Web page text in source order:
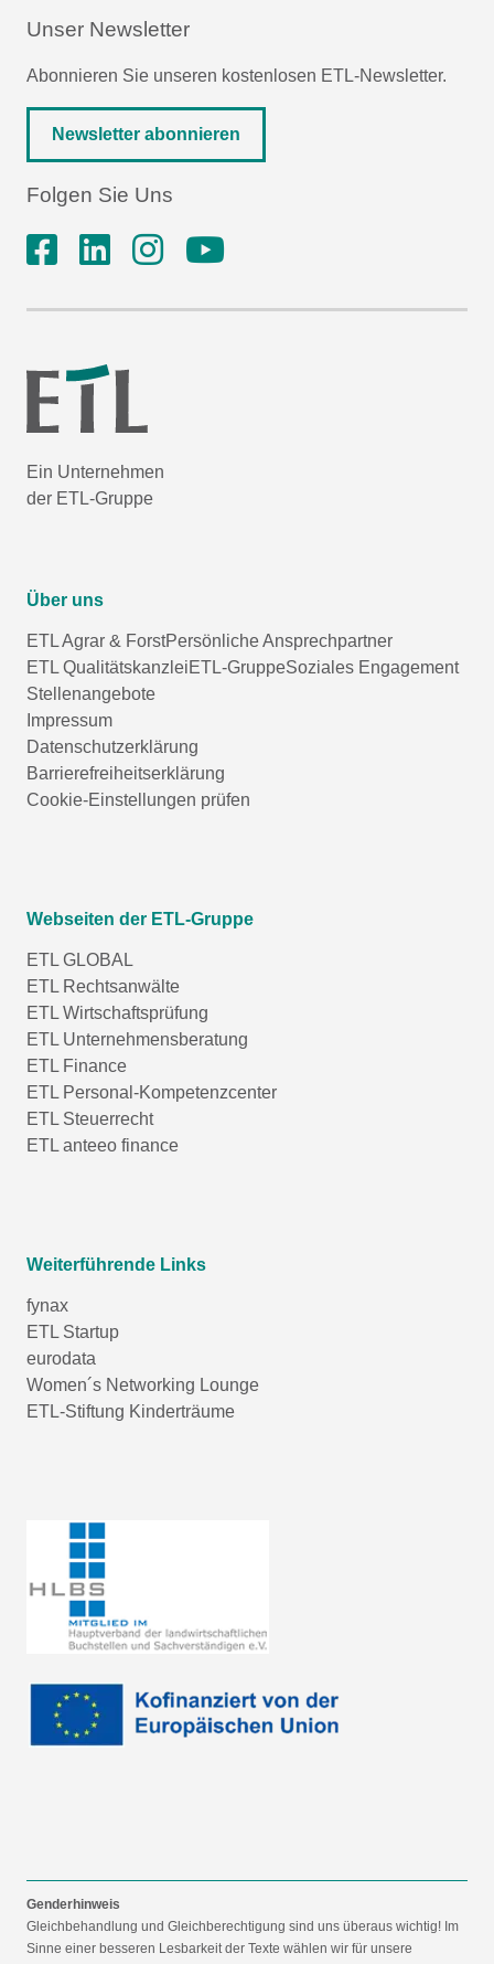
Unser Newsletter
Abonnieren Sie unseren kostenlosen ETL-Newsletter.
Newsletter abonnieren
Folgen Sie Uns
Ein Unternehmen
der ETL-Gruppe
Über uns
ETL Agrar & ForstPersönliche Ansprechpartner
ETL QualitätskanzleiETL-GruppeSoziales Engagement
Stellenangebote
Impressum
Datenschutzerklärung
Barrierefreiheitserklärung
Cookie-Einstellungen prüfen
Webseiten der ETL-Gruppe
ETL GLOBAL
ETL Rechtsanwälte
ETL Wirtschaftsprüfung
ETL Unternehmensberatung
ETL Finance
ETL Personal-Kompetenzcenter
ETL Steuerrecht
ETL anteeo finance
Weiterführende Links
fynax
ETL Startup
eurodata
Women´s Networking Lounge
ETL-Stiftung Kinderträume
Genderhinweis
Gleichbehandlung und Gleichberechtigung sind uns überaus wichtig! Im
Sinne einer besseren Lesbarkeit der Texte wählen wir für unsere